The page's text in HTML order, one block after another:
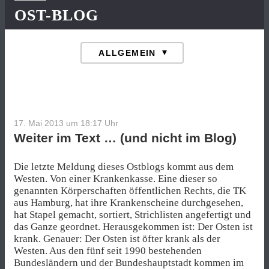
OST-BLOG
17. Mai 2013 um 18:17 Uhr
Weiter im Text … (und nicht im Blog)
Die letzte Meldung dieses Ostblogs kommt aus dem
Westen. Von einer Krankenkasse. Eine dieser so
genannten Körperschaften öffentlichen Rechts, die TK
aus Hamburg, hat ihre Krankenscheine durchgesehen,
hat Stapel gemacht, sortiert, Strichlisten angefertigt und
das Ganze geordnet. Herausgekommen ist: Der Osten ist
krank. Genauer: Der Osten ist öfter krank als der
Westen. Aus den fünf seit 1990 bestehenden
Bundesländern und der Bundeshauptstadt kommen im